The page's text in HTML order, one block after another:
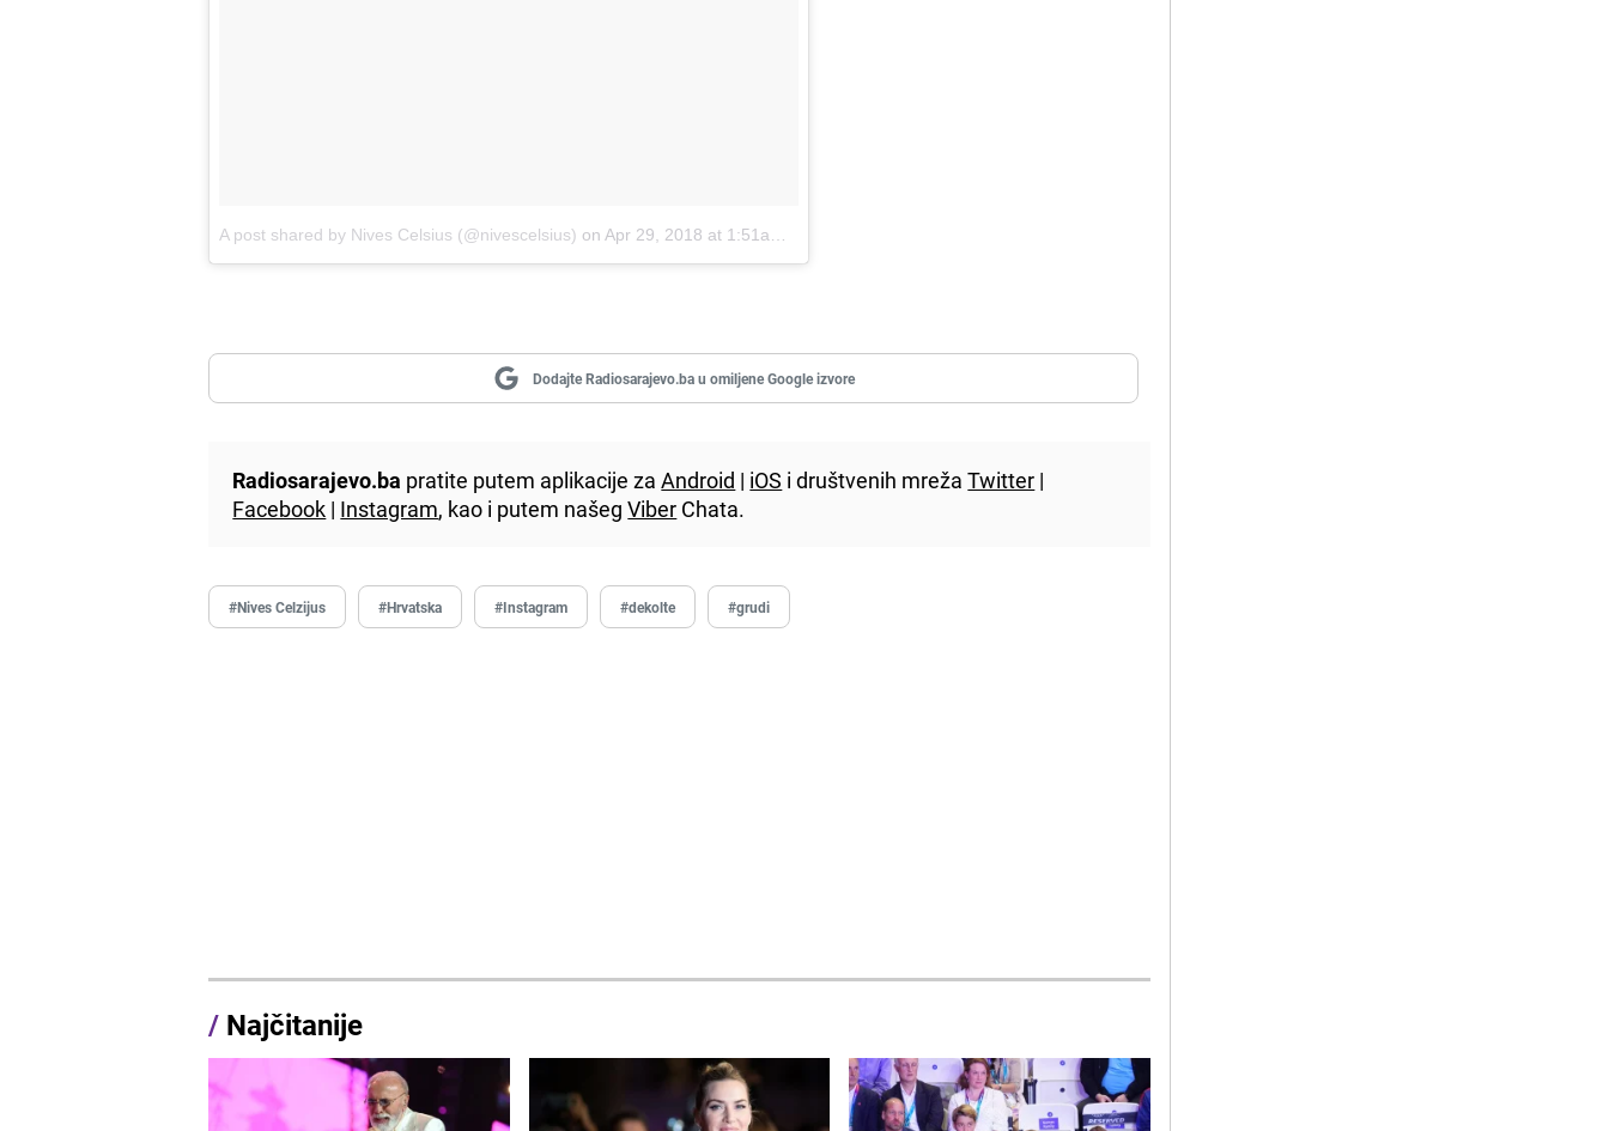
A post shared by Nives Celsius (@nivescelsius) on Apr 29, 2018 at 1:51am PDT
Dodajte Radiosarajevo.ba u omiljene Google izvore
Radiosarajevo.ba pratite putem aplikacije zaAndroid | iOS i društvenih mrežaTwitter |
Facebook | Instagram, kao i putem našegViber Chata.
#Nives Celzijus #Hrvatska #Instagram #dekolte #grudi
/ Najčitanije